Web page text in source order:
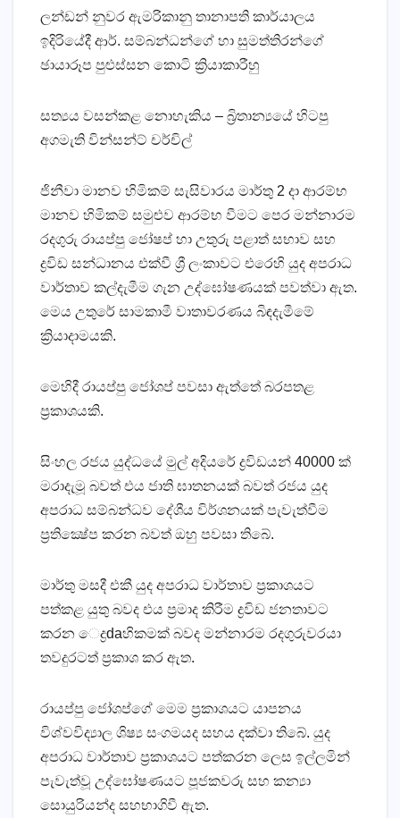
ලන්ඩන් නුවර ඇමරිකානු තානාපති කාර්යාලය
ඉදිරියේදී ආර්. සම්බන්ධන්ගේ හා සුමත්තිරන්ගේ
ඡායාරූප පුළුස්‌සන කොටි ක්‍රියාකාරීහු
සත්‍යය වසන්කළ නොහැකිය – බ්‍රිතාන්‍යයේ හිටපු
අගමැති වින්සන්ට්‌ චර්චිල්
ජිනීවා මානව හිමිකම් සැසිවාරය මාර්තු 2 දා ආරම්භ
මානව හිමිකම් සමුළුව ආරම්භ වීමට පෙර මන්නාරම
රදගුරු රායප්පු ජෝෂප් හා උතුරු පළාත් සභාව සහ
ද්‍රවිඩ සන්ධානය එක්‌වී ශ්‍රී ලංකාවට එරෙහි යුද අපරාධ
වාර්තාව කල්දැමීම ගැන උද්ඝෝෂණයක්‌ පවත්වා ඇත.
මෙය උතුරේ සාමකාමී වාතාවරණය බිඳදැමීමේ
ක්‍රියාදාමයකි.
මෙහිදී රායප්පු ජෝශප් පවසා ඇත්තේ බරපතළ
ප්‍රකාශයකි.
සිංහල රජය යුද්ධයේ මුල් අදියරේ ද්‍රවිඩයන් 40000 ක්‌
මරාදැමූ බවත් එය ජාති ඝාතනයක්‌ බවත් රජය යුද
අපරාධ සම්බන්ධව දේශීය විර්ශනයක්‌ පැවැත්වීම
ප්‍රතික්‍ෂේප කරන බවත් ඔහු පවසා තිබේ.
මාර්තු මසදී එකී යුද අපරාධ වාර්තාව ප්‍රකාශයට
පත්කළ යුතු බවද එය ප්‍රමාද කිරීම ද්‍රවිඩ ජනතාවට
කරන ෙද්‍රdaහිකමක්‌ බවද මන්නාරම රදගුරුවරයා
තවදුරටත් ප්‍රකාශ කර ඇත.
රායප්පු ජෝශප්ගේ මෙම ප්‍රකාශයට යාපනය
විශ්වවිද්‍යාල ශිෂ්‍ය සංගමයද සහය දක්‌වා තිබේ. යුද
අපරාධ වාර්තාව ප්‍රකාශයට පත්කරන ලෙස ඉල්ලමින්
පැවැත්වූ උද්ඝෝෂණයට පූජකවරු සහ කන්‍යා
සොයුරියන්ද සහභාගිවී ඇත.